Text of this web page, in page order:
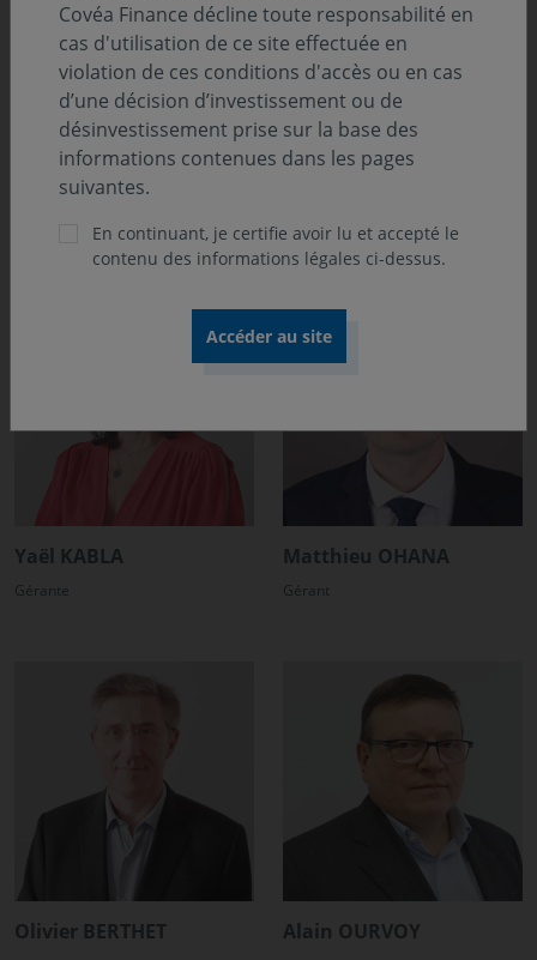
Xavier BOUSCHARAIN
Yaël KABLA
Gérante
Matthieu OHANA
Gérant
Olivier BERTHET Alain OURVOY
Covéa Finance décline toute responsabilité en
cas d'utilisation de ce site effectuée en
violation de ces conditions d'accès ou en cas
d’une décision d’investissement ou de
désinvestissement prise sur la base des
informations contenues dans les pages
suivantes.
En continuant, je certifie avoir lu et accepté le
contenu des informations légales ci-dessus.